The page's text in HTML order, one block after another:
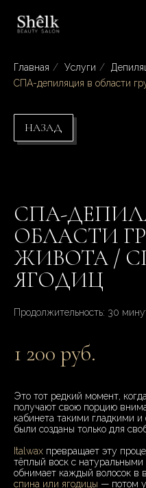
Главная / Услуги /
СПА-депиляция в области
НАЗАД
СПА-
ОБЛАСТИ
ЖИВОТА /
ЯГОДИЦ
Продолжительность: 30
1 200 руб.
Это тот редкий момент,
получают свою порцию
кабинета такими гладкими
были созданы только для
Italwax превращает эту
тёплый воск с
обнимает каждый волосок в
спина или ягодицы — потом